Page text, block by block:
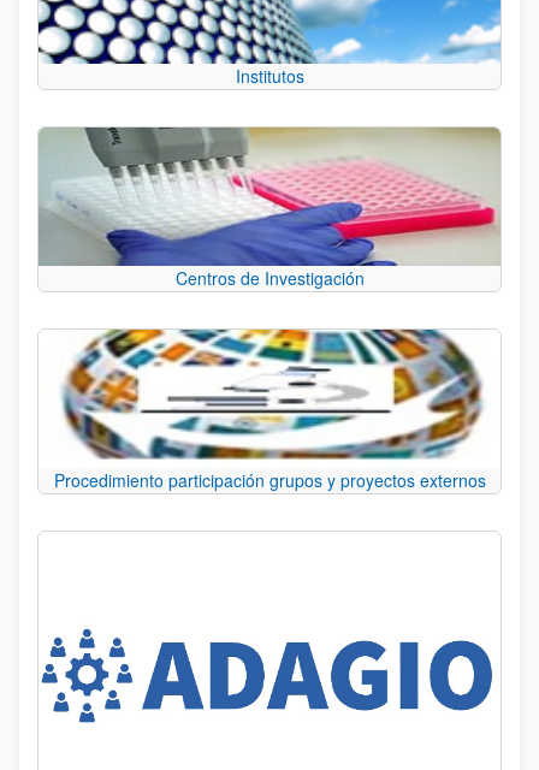
Institutos
Centros de Investigación
Procedimiento participación grupos y proyectos externos